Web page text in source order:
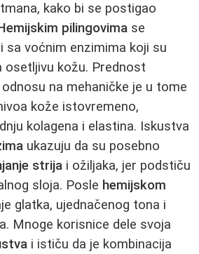
kako bi se postigao
pilingovima se
voćnim enzimima koji su
osetljivu kožu. Prednost
odnosu na mehaničke je u tome
kože istovremeno,
kolagena i elastina. Iskustva
ukazuju da su posebno
strija i ožiljaka, jer podstiču
sloja. Posle hemijskom
glatka, ujednačenog tona i
Mnoge korisnice dele svoja
i ističu da je kombinacija